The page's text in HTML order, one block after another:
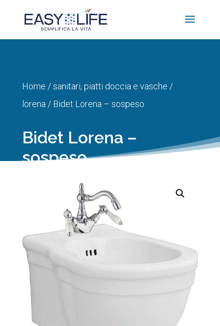
Home /sanitari, piatti doccia e vasche /
lorena / Bidet Lorena – sospeso
Bidet Lorena –
sospeso